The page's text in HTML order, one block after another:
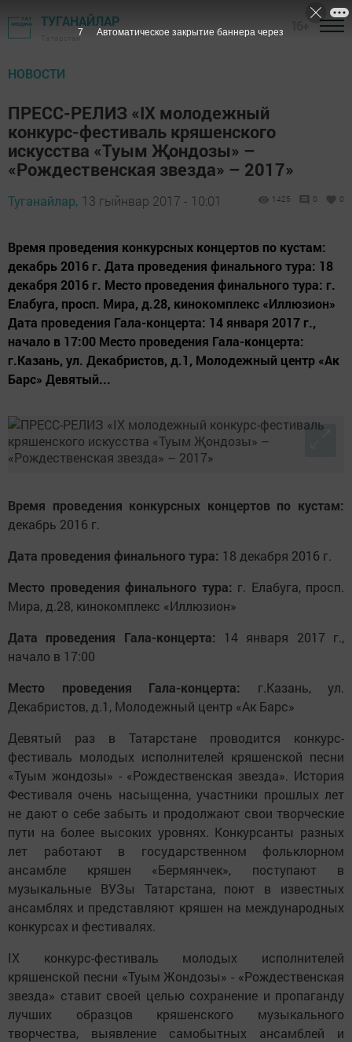
ТУГАНАЙЛАР
Татарстан
НОВОСТИ
ПРЕСС-РЕЛИЗ «IX молодежный
конкурс-фестиваль кряшенского
искусства «Туым Җондозы» –
«Рождественская звезда» – 2017»
Туганайлар, 13 гыйнвар 2017 - 10:01 1425 0 0
Время проведения конкурсных концертов по кустам:
декабрь 2016 г. Дата проведения финального тура: 18
декабря 2016 г. Место проведения финального тура: г.
Елабуга, просп. Мира, д.28, кинокомплекс «Иллюзион»
Дата проведения Гала-концерта: 14 января 2017 г.,
начало в 17:00 Место проведения Гала-концерта:
г.Казань, ул. Декабристов, д.1, Молодежный центр «Ак
Барс» Девятый...
Время проведения конкурсных концертов по кустам:
декабрь 2016 г.
Дата проведения финального тура: 18 декабря 2016 г.
Место проведения финального тура: г. Елабуга, просп.
Мира, д.28, кинокомплекс «Иллюзион»
Дата проведения Гала-концерта: 14 января 2017 г.,
начало в 17:00
Место проведения Гала-концерта: г.Казань, ул.
Декабристов, д.1, Молодежный центр «Ак Барс»
Девятый раз в Татарстане проводится конкурс-
фестиваль молодых исполнителей кряшенской песни
«Туым жондозы» - «Рождественская звезда». История
Фестиваля очень насыщенна, участники прошлых лет
не дают о себе забыть и продолжают свои творческие
пути на более высоких уровнях. Конкурсанты разных
лет работают в государственном фольклорном
ансамбле кряшен «Бермянчек», поступают в
музыкальные ВУЗы Татарстана, поют в известных
ансамблях и представляют кряшен на международных
конкурсах и фестивалях.
IX конкурс-фестиваль молодых исполнителей
кряшенской песни «Туым Жондозы» - «Рождественская
звезда» ставит своей целью сохранение и пропаганду
лучших образцов кряшенского музыкального
творчества, выявление самобытных ансамблей и
6 Автоматическое закрытие баннера через